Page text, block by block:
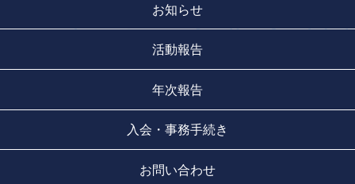
お知らせ
活動報告
年次報告
入会・事務手続き
お問い合わせ